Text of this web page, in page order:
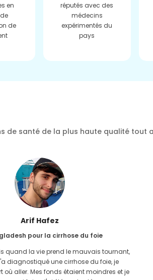
en
de
réputés avec des
médecins
expérimentés du
pays
de santé de la plus haute qualité
Arif Hafez
pour la cirrhose du foie
quand la vie prend le mauvais tournant,
diagnostiqué une cirrhose du foie, je
où aller. Mes fonds étaient moindres et je